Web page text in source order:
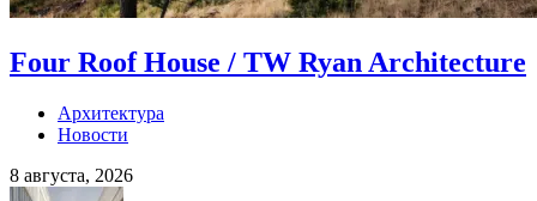
Four Roof House / TW Ryan Architecture
Архитектура
Новости
8 августа, 2026